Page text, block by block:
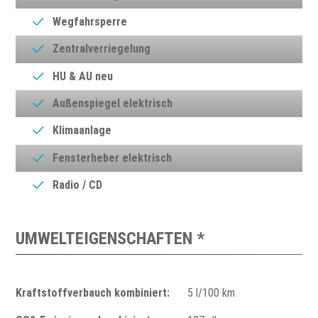
Wegfahrsperre
Zentralverriegelung
HU & AU neu
Außenspiegel elektrisch
Klimaanlage
Fensterheber elektrisch
Radio / CD
UMWELTEIGENSCHAFTEN *
Kraftstoffverbauch kombiniert: 5 l/100 km